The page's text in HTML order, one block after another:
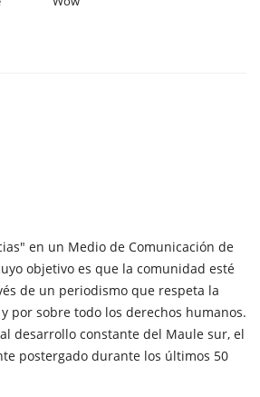
en un Medio de Comunicación de
objetivo es que la comunidad esté
de un periodismo que respeta la
por sobre todo los derechos humanos.
desarrollo constante del Maule sur, el
postergado durante los últimos 50